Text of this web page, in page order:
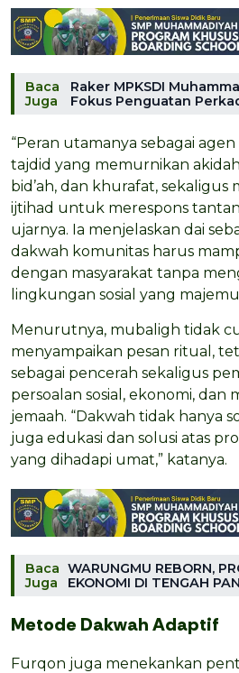
Baca
Juga
Raker MPKSDI
Fokus Penguatan
“Peran utamanya sebagai
tajdid yang memurnikan
bid’ah, dan khurafat,
ijtihad untuk merespons
ujarnya. Ia menjelaskan dai
dakwah komunitas harus
dengan masyarakat tanpa
lingkungan sosial yang
Menurutnya, mubaligh tidak
menyampaikan pesan ritual,
sebagai pencerah sekaligus
persoalan sosial, ekonomi, dan
jemaah. “Dakwah tidak hanya
juga edukasi dan solusi atas
yang dihadapi umat,” katanya.
Baca
Juga
WARUNGMU REBORN,
EKONOMI DI TENGAH
Metode Dakwah Adaptif
Furqon juga menekankan